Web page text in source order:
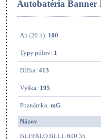
Autobatéria
Ah (20 h): 100
Typy pólov: 1
Dĺžka: 413
Výška: 195
Poznámka: mG
Názov
BUFFALO BULL 600 35